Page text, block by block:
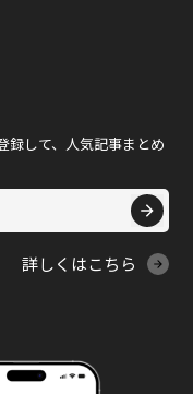
録して、人気記事まとめ
詳しくはこちら